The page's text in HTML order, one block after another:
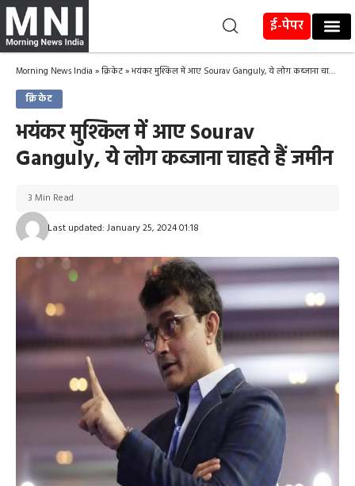
ई-पेपर
Morning News India »क्रिकेट»भयंकर मुश्किल में आए Sourav Ganguly, ये लोग कब्जाना चाहते हैं जमीन
क्रिकेट
भयंकर मुश्किल में आए Sourav
Ganguly, ये लोग कब्जाना चाहते हैं जमीन
Last updated: January 25, 2024 01:18
3 Min Read